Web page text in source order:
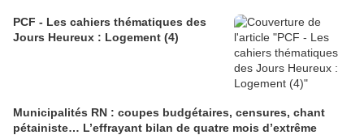
PCF - Les cahiers thématiques des
Jours Heureux : Logement (4)
Municipalités RN : coupes budgétaires, censures, chant
pétainiste… L’effrayant bilan de quatre mois d’extrême